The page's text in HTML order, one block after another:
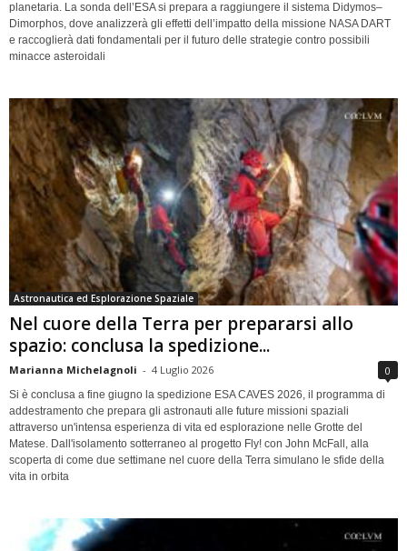
planetaria. La sonda dell’ESA si prepara a raggiungere il sistema Didymos–
Dimorphos, dove analizzerà gli effetti dell’impatto della missione NASA DART
e raccoglierà dati fondamentali per il futuro delle strategie contro possibili
minacce asteroidali
Astronautica ed Esplorazione Spaziale
Nel cuore della Terra per prepararsi allo
spazio: conclusa la spedizione...
Marianna Michelagnoli - 4 Luglio 2026 0
Si è conclusa a fine giugno la spedizione ESA CAVES 2026, il programma di
addestramento che prepara gli astronauti alle future missioni spaziali
attraverso un'intensa esperienza di vita ed esplorazione nelle Grotte del
Matese. Dall'isolamento sotterraneo al progetto Fly! con John McFall, alla
scoperta di come due settimane nel cuore della Terra simulano le sfide della
vita in orbita